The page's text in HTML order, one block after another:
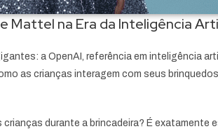
Mattel na Era da Inteligência
a OpenAI, referência em inteligência
as crianças interagem com seus
durante a brincadeira? É exatamente